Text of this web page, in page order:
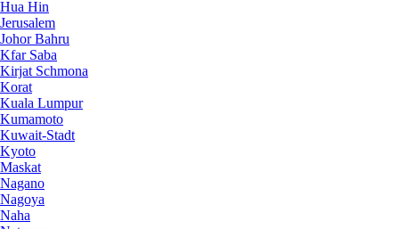
Hua Hin
Jerusalem
Johor Bahru
Kfar Saba
Kirjat Schmona
Korat
Kuala Lumpur
Kumamoto
Kuwait-Stadt
Kyoto
Maskat
Nagano
Nagoya
Naha